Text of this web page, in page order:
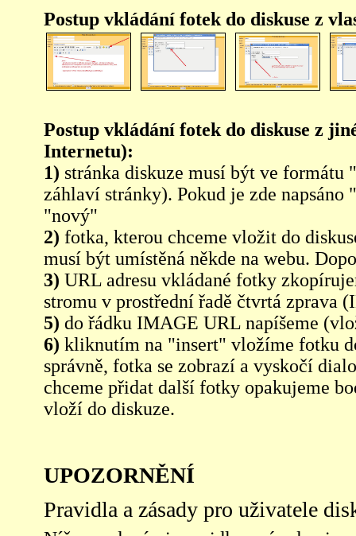
Postup vkládání fotek do diskuse z
Postup vkládání fotek do diskuse z
Internetu):
1) stránka diskuze musí být ve
záhlaví stránky). Pokud je zde
"nový"
2) fotka, kterou chceme vložit do
musí být umístěná někde na webu.
3) URL adresu vkládané fotky
stromu v prostřední řadě čtvrtá zprava
5) do řádku IMAGE URL napíšeme
6) kliknutím na "insert" vložíme fotku
správně, fotka se zobrazí a vyskočí
chceme přidat další fotky opakujeme
vloží do diskuze.
UPOZORNĚNÍ
Pravidla a zásady pro uživatele